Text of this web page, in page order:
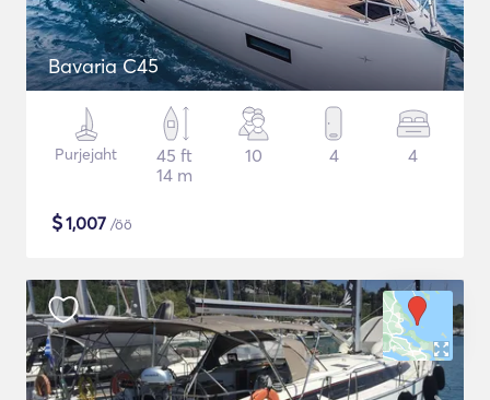
Bavaria C45
Purjejaht
45 ft
14 m
10 4 4
$1,007 /öö